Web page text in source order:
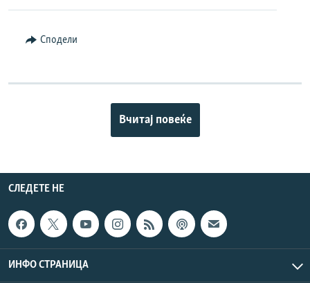
Сподели
Вчитај повеќе
СЛЕДЕТЕ НЕ
ИНФО СТРАНИЦА